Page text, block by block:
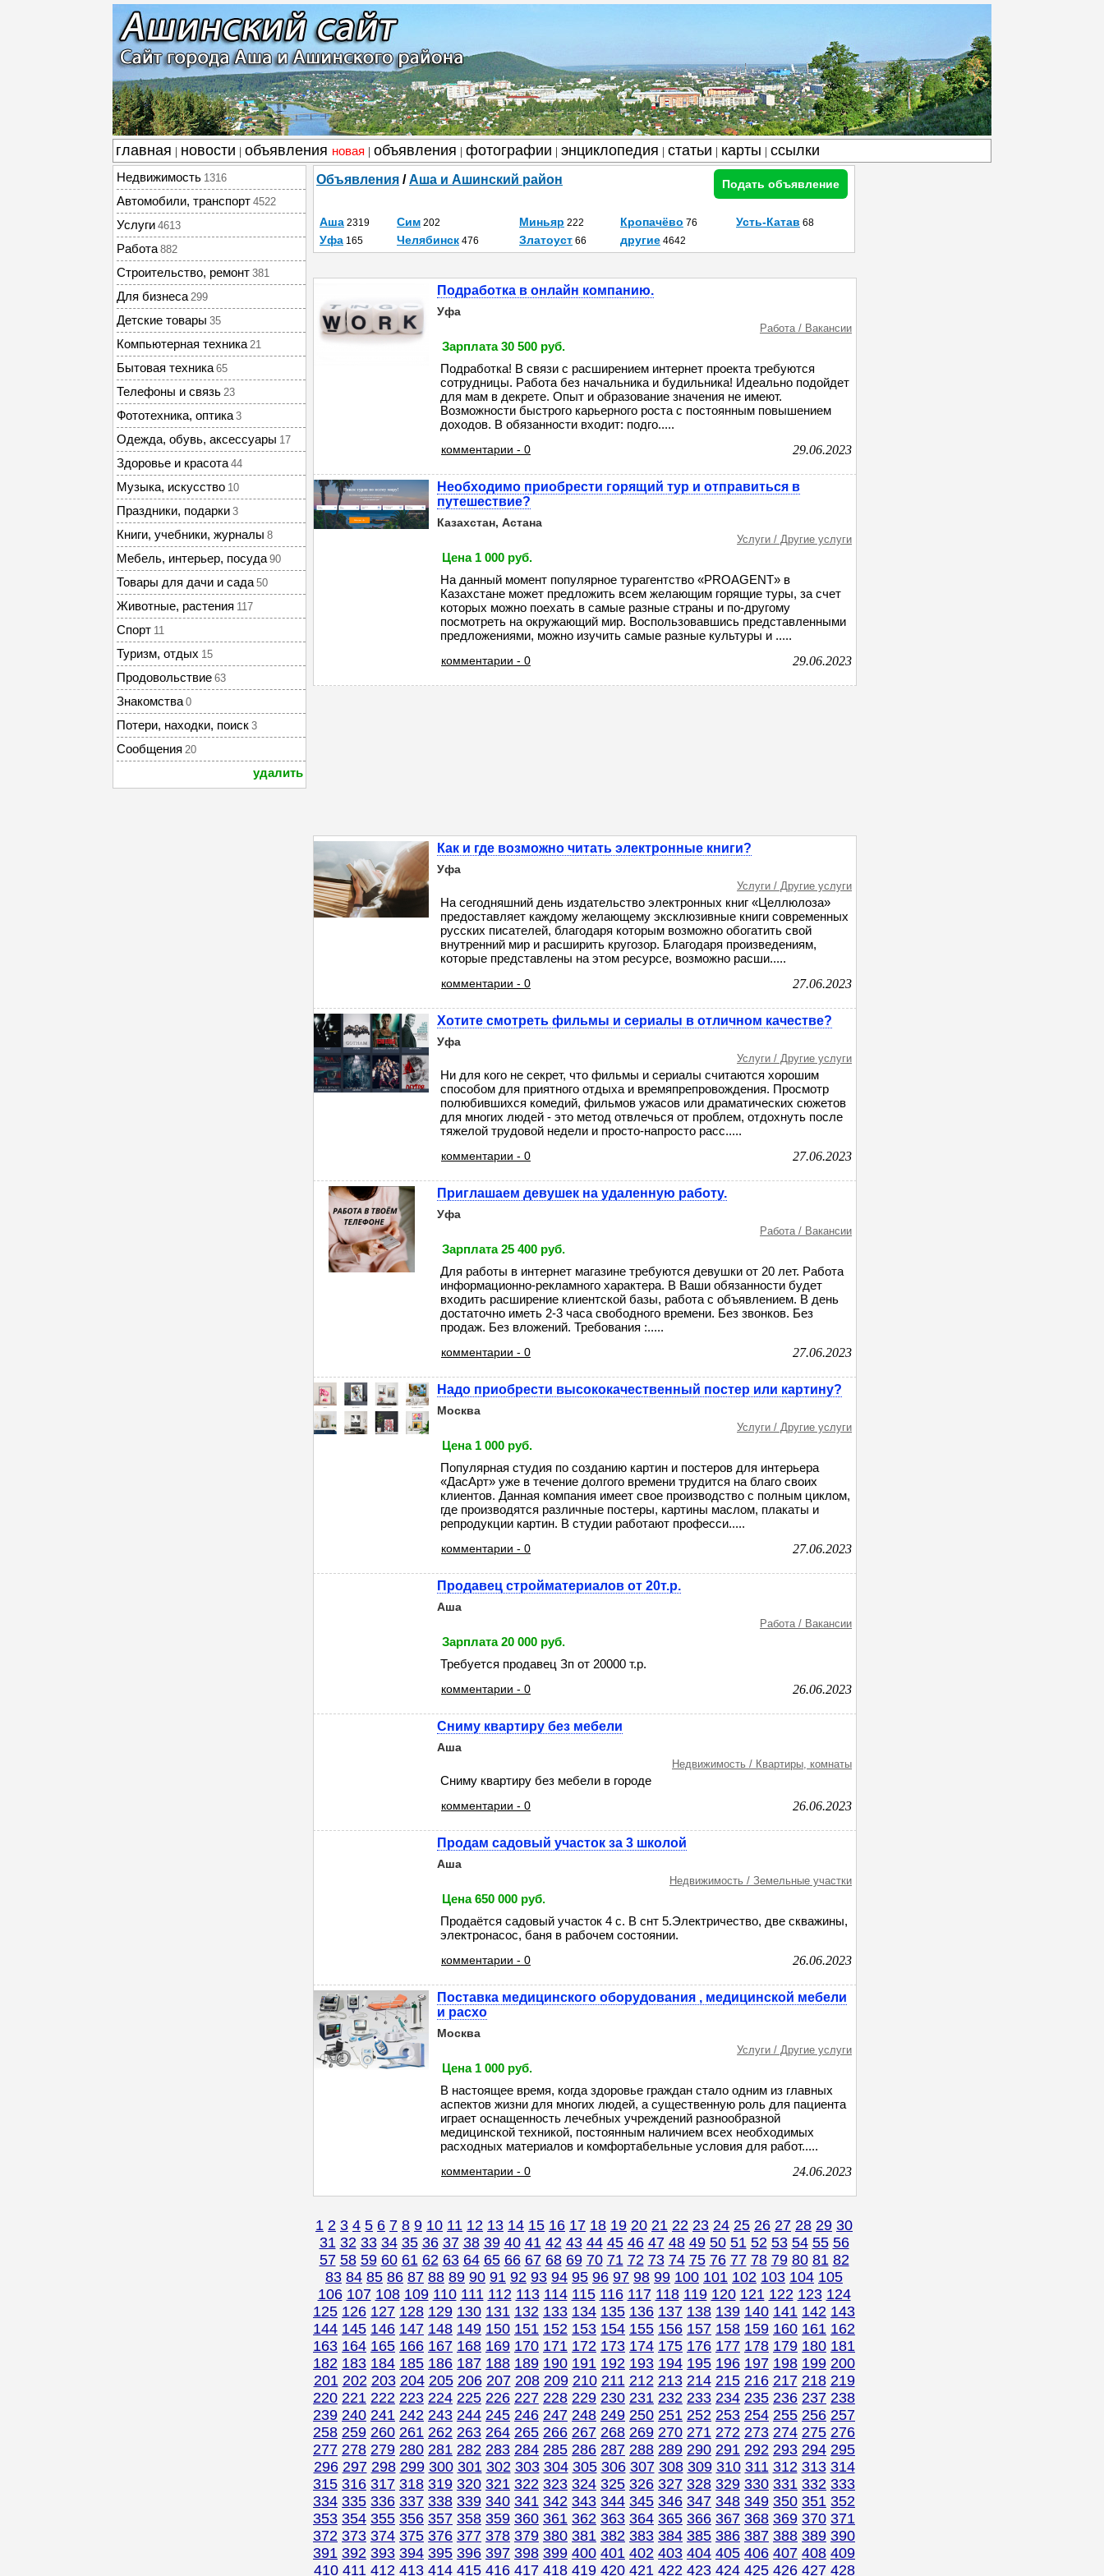
главная новости объявления новая объявления фотографии энциклопедия статьи карты ссылки
Недвижимость 1316
Автомобили, транспорт 4522
Услуги 4613
Работа 882
Строительство, ремонт 381
Для бизнеса 299
Детские товары 35
Компьютерная техника 21
Бытовая техника 65
Телефоны и связь 23
Фототехника, оптика 3
Одежда, обувь, аксессуары 17
Здоровье и красота 44
Музыка, искусство 10
Праздники, подарки 3
Книги, учебники, журналы 8
Мебель, интерьер, посуда 90
Товары для дачи и сада 50
Животные, растения 117
Спорт 11
Туризм, отдых 15
Продовольствие 63
Знакомства 0
Потери, находки, поиск 3
Сообщения 20
удалить
Объявления /Аша и Ашинский район Подать объявление
Аша 2319 Сим 202 Миньяр 222 Кропачёво 76 Усть-Катав 68
Уфа 165 Челябинск 476 Златоуст 66 другие 4642
Подработка в онлайн компанию.
Уфа
Работа / Вакансии
Зарплата 30 500 руб.
Подработка! В связи с расширением интернет проекта требуются
сотрудницы. Работа без начальника и будильника! Идеально подойдет
для мам в декрете. Опыт и образование значения не имеют.
Возможности быстрого карьерного роста с постоянным повышением
доходов. В обязанности входит: подго.....
комментарии - 0 29.06.2023
Необходимо приобрести горящий тур и отправиться в
путешествие?
Казахстан, Астана
Услуги / Другие услуги
Цена 1 000 руб.
На данный момент популярное турагентство «PROAGENT» в
Казахстане может предложить всем желающим горящие туры, за счет
которых можно поехать в самые разные страны и по-другому
посмотреть на окружающий мир. Воспользовавшись представленными
предложениями, можно изучить самые разные культуры и .....
комментарии - 0 29.06.2023
Как и где возможно читать электронные книги?
Уфа
Услуги / Другие услуги
На сегодняшний день издательство электронных книг «Целлюлоза»
предоставляет каждому желающему эксклюзивные книги современных
русских писателей, благодаря которым возможно обогатить свой
внутренний мир и расширить кругозор. Благодаря произведениям,
которые представлены на этом ресурсе, возможно расши.....
комментарии - 0 27.06.2023
Хотите смотреть фильмы и сериалы в отличном качестве?
Уфа
Услуги / Другие услуги
Ни для кого не секрет, что фильмы и сериалы считаются хорошим
способом для приятного отдыха и времяпрепровождения. Просмотр
полюбившихся комедий, фильмов ужасов или драматических сюжетов
для многих людей - это метод отвлечься от проблем, отдохнуть после
тяжелой трудовой недели и просто-напросто расс.....
комментарии - 0 27.06.2023
Приглашаем девушек на удаленную работу.
Уфа
Работа / Вакансии
Зарплата 25 400 руб.
Для работы в интернет магазине требуются девушки от 20 лет. Работа
информационно-рекламного характера. В Ваши обязанности будет
входить расширение клиентской базы, работа с объявлением. В день
достаточно иметь 2-3 часа свободного времени. Без звонков. Без
продаж. Без вложений. Требования :.....
комментарии - 0 27.06.2023
Надо приобрести высококачественный постер или картину?
Москва
Услуги / Другие услуги
Цена 1 000 руб.
Популярная студия по созданию картин и постеров для интерьера
«ДасАрт» уже в течение долгого времени трудится на благо своих
клиентов. Данная компания имеет свое производство с полным циклом,
где производятся различные постеры, картины маслом, плакаты и
репродукции картин. В студии работают професси.....
комментарии - 0 27.06.2023
Продавец стройматериалов от 20т.р.
Аша
Работа / Вакансии
Зарплата 20 000 руб.
Требуется продавец Зп от 20000 т.р.
комментарии - 0 26.06.2023
Сниму квартиру без мебели
Аша
Недвижимость / Квартиры, комнаты
Сниму квартиру без мебели в городе
комментарии - 0 26.06.2023
Продам садовый участок за 3 школой
Аша
Недвижимость / Земельные участки
Цена 650 000 руб.
Продаётся садовый участок 4 с. В снт 5.Электричество, две скважины,
электронасос, баня в рабочем состоянии.
комментарии - 0 26.06.2023
Поставка медицинского оборудования , медицинской мебели
и расхо
Москва
Услуги / Другие услуги
Цена 1 000 руб.
В настоящее время, когда здоровье граждан стало одним из главных
аспектов жизни для многих людей, а существенную роль для пациента
играет оснащенность лечебных учреждений разнообразной
медицинской техникой, постоянным наличием всех необходимых
расходных материалов и комфортабельные условия для работ.....
комментарии - 0 24.06.2023
1 2 3 4 5 6 7 8 9 10 11 12 13 14 15 16 17 18 19 20 21 22 23 24 25 26 27 28 29 30
31 32 33 34 35 36 37 38 39 40 41 42 43 44 45 46 47 48 49 50 51 52 53 54 55 56
57 58 59 60 61 62 63 64 65 66 67 68 69 70 71 72 73 74 75 76 77 78 79 80 81 82
83 84 85 86 87 88 89 90 91 92 93 94 95 96 97 98 99 100 101 102 103 104 105
106 107 108 109 110 111 112 113 114 115 116 117 118 119 120 121 122 123 124
125 126 127 128 129 130 131 132 133 134 135 136 137 138 139 140 141 142 143
144 145 146 147 148 149 150 151 152 153 154 155 156 157 158 159 160 161 162
163 164 165 166 167 168 169 170 171 172 173 174 175 176 177 178 179 180 181
182 183 184 185 186 187 188 189 190 191 192 193 194 195 196 197 198 199 200
201 202 203 204 205 206 207 208 209 210 211 212 213 214 215 216 217 218 219
220 221 222 223 224 225 226 227 228 229 230 231 232 233 234 235 236 237 238
239 240 241 242 243 244 245 246 247 248 249 250 251 252 253 254 255 256 257
258 259 260 261 262 263 264 265 266 267 268 269 270 271 272 273 274 275 276
277 278 279 280 281 282 283 284 285 286 287 288 289 290 291 292 293 294 295
296 297 298 299 300 301 302 303 304 305 306 307 308 309 310 311 312 313 314
315 316 317 318 319 320 321 322 323 324 325 326 327 328 329 330 331 332 333
334 335 336 337 338 339 340 341 342 343 344 345 346 347 348 349 350 351 352
353 354 355 356 357 358 359 360 361 362 363 364 365 366 367 368 369 370 371
372 373 374 375 376 377 378 379 380 381 382 383 384 385 386 387 388 389 390
391 392 393 394 395 396 397 398 399 400 401 402 403 404 405 406 407 408 409
410 411 412 413 414 415 416 417 418 419 420 421 422 423 424 425 426 427 428